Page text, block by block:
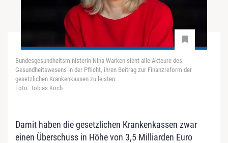
Bundesgesundheitsministerin NIna Warken sieht alle Akteure des
Gesundheitswesens in der Pflicht, ihren Beitrag zur Finanzreform der
gesetzlichen Krankenkassen zu leisten.
Foto: Tobias Koch
Damit haben die gesetzlichen Krankenkassen zwar
einen Überschuss in Höhe von 3,5 Milliarden Euro